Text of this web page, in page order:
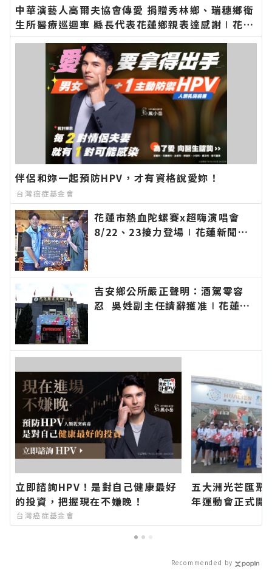
中華演藝人高爾夫協會傳愛 捐贈秀林鄉、瑞穗鄉衛
生所醫療巡迴車 縣長代表花蓮鄉親表達感謝∣花蓮
新聞網官方網站各類新聞－最快速的今日新聞報導
最新的在地資訊！
伴侶和妳一起預防HPV，才有資格說愛妳！
台灣癌症基金會
花蓮市熱血陀螺賽x超嗨演唱會
8/22、23接力登場∣花蓮新聞網
吉安鄉公所嚴正聲明：酒駕零容
忍 吳姓副主任請辭獲准∣花蓮新
立即諮詢HPV！是對自己健康最好
的投資，把握現在不嫌晚！
台灣癌症基金會
五大洲光芒匯聚
年運動會正式開
界、以文化凝
新聞報導 最新
Recommended by